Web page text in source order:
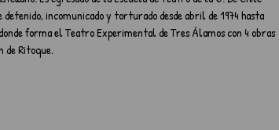
incomunicado y torturado desde abril de 1974 hasta
forma el Teatro Experimental de Tres Álamos con 4 obras
de Ritoque.